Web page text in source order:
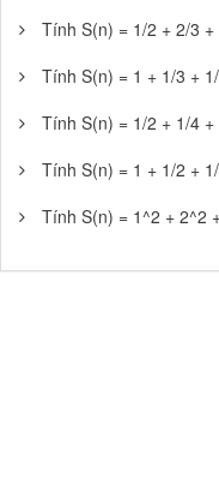
Tính S(n) = 1/2 + 2/3
Tính S(n) = 1 + 1/3 +
Tính S(n) = 1/2 + 1/4
Tính S(n) = 1 + 1/2 +
Tính S(n) = 1^2 + 2^2